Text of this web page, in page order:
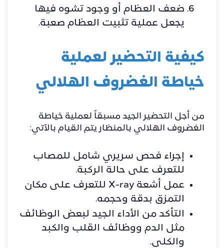
ضعف العظام أو وجود تشوه فيها
يجعل عملية تثبيت العظام صعبة.
كيفية التحضير لعملية
خياطة الغضروف الهلالي
من أجل التحضير الجيد مسبقاً لعملية خياطة
الغضروف الهلالي بالمنظار يتم القيام بالآتي:
إجراء فحص سريري شامل للمصاب
للتعرف على حالة الركبة.
عمل أشعة X-ray للتعرف على مكان
التمزق بدقة وحجمه.
التأكد من الأداء الجيد لبعض الوظائف
مثل الدم ووظائف القلب والكبد
والكلى.